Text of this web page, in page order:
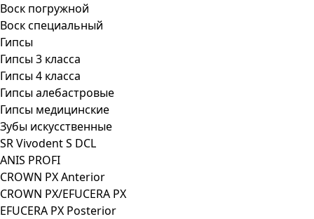
Воск погружной
Воск специальный
Гипсы
Гипсы 3 класса
Гипсы 4 класса
Гипсы алебастровые
Гипсы медицинские
Зубы искусственные
SR Vivodent S DCL
ANIS PROFI
CROWN PX Anterior
CROWN PX/EFUCERA PX
EFUCERA PX Posterior